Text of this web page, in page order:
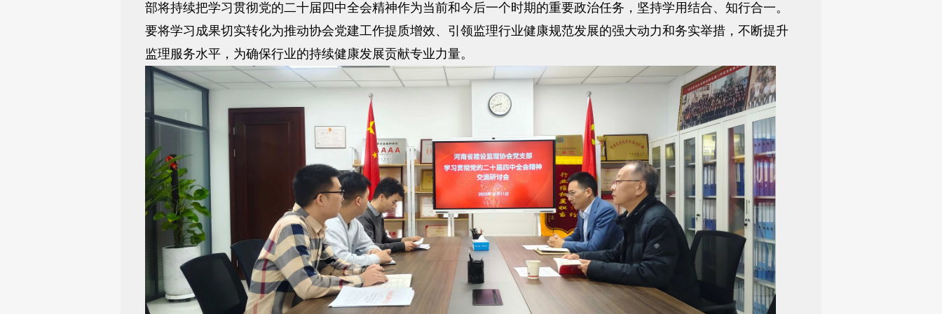
部将持续把学习贯彻党的二十届四中全会精神作为当前和今后一个时期的重要政治任务，坚持学用结合、知行合一。
要将学习成果切实转化为推动协会党建工作提质增效、引领监理行业健康规范发展的强大动力和务实举措，不断提升
监理服务水平，为确保行业的持续健康发展贡献专业力量。